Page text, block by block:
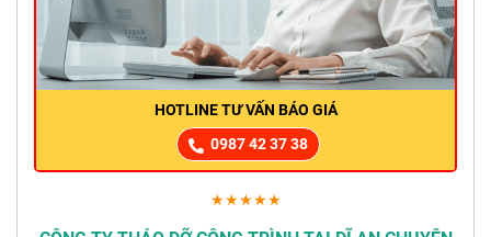
HOTLINE TƯ VẤN BÁO GIÁ
0987 42 37 38
★★★★★